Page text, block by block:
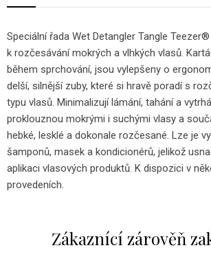
Speciální řada Wet Detangler Tangle
k rozčesávání mokrých a vlhkých vlasů.
během sprchování, jsou vylepšeny o
delší, silnější zuby, které si hravě poradí s
typu vlasů. Minimalizují lámání, tahání a
proklouznou mokrými i suchými vlasy a
hebké, lesklé a dokonale rozčesané. Lze je
šamponů, masek a kondicionérů, jelikož
aplikaci vlasových produktů. K dispozici v
provedeních.
Zákaznící zárověň